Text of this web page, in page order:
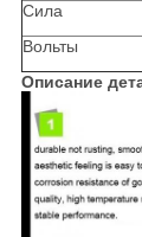
Сила
Вольты
Описание